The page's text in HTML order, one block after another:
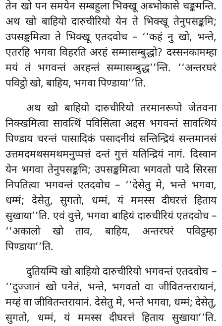
तेन खो पन समयेन सम्बहुला भिक्खू अब्भोकासे चङ्कमन्ति.
अथ खो बाहियो दारुचीरियो येन ते भिक्खू तेनुपसङ्कमि;
उपसङ्कमित्वा ते भिक्खू एतदवोच – ‘‘कहं नु खो, भन्ते,
एतरहि भगवा विहरति अरहं सम्मासम्बुद्धो? दस्सनकामम्हा
मयं तं भगवन्तं अरहन्तं सम्मासम्बुद्ध’’न्ति. ‘‘अन्तरघरं
पविट्ठो खो, बाहिय, भगवा पिण्डाया’’ति.
अथ खो बाहियो दारुचीरियो तरमानरूपो जेतवना
निक्खमित्वा सावत्थिं पविसित्वा अद्दस भगवन्तं सावत्थियं
पिण्डाय चरन्तं पासादिकं पसादनीयं सन्तिन्द्रियं सन्तमानसं
उत्तमदमथसमथमनुप्पत्तं दन्तं गुत्तं यतिन्द्रियं नागं. दिस्वान
येन भगवा तेनुपसङ्कमि; उपसङ्कमित्वा भगवतो पादे सिरसा
निपतित्वा भगवन्तं एतदवोच – ‘‘देसेतु मे, भन्ते भगवा,
धम्मं; देसेतु, सुगतो, धम्मं, यं ममस्स दीघरत्तं हिताय
सुखाया’’ति. एवं वुत्ते, भगवा बाहियं दारुचीरियं एतदवोच –
‘‘अकालो खो ताव, बाहिय, अन्तरघरं पविट्ठम्हा
पिण्डाया’’ति.
दुतियम्पि खो बाहियो दारुचीरियो भगवन्तं एतदवोच –
‘‘दुज्जानं खो पनेतं, भन्ते, भगवतो वा जीवितन्तरायानं,
मय्हं वा जीवितन्तरायानं. देसेतु मे, भन्ते भगवा, धम्मं; देसेतु,
सुगतो, धम्मं, यं ममस्स दीघरत्तं हिताय सुखाया’’ति.